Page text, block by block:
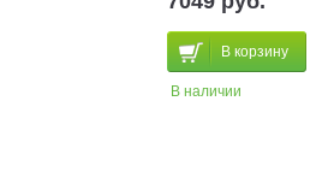
В корзину
В наличии